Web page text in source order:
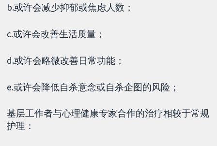
b.或许会减少抑郁或焦虑人数；
c.或许会改善生活质量；
d.或许会略微改善日常功能；
e.或许会降低自杀意念或自杀企图的风险；
基层工作者与心理健康专家合作的治疗相较于常规
护理：